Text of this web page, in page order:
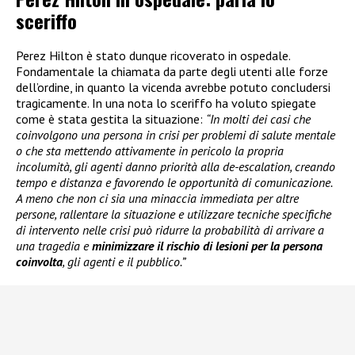
sceriffo
Perez Hilton è stato dunque ricoverato in ospedale.
Fondamentale la chiamata da parte degli utenti alle forze
dell’ordine, in quanto la vicenda avrebbe potuto concludersi
tragicamente. In una nota lo sceriffo ha voluto spiegate
come è stata gestita la situazione: “In molti dei casi che
coinvolgono una persona in crisi per problemi di salute mentale
o che sta mettendo attivamente in pericolo la propria
incolumità, gli agenti danno priorità alla de-escalation, creando
tempo e distanza e favorendo le opportunità di comunicazione.
A meno che non ci sia una minaccia immediata per altre
persone, rallentare la situazione e utilizzare tecniche specifiche
di intervento nelle crisi può ridurre la probabilità di arrivare a
una tragedia eminimizzare il rischio di lesioni per la persona
coinvolta, gli agenti e il pubblico.”